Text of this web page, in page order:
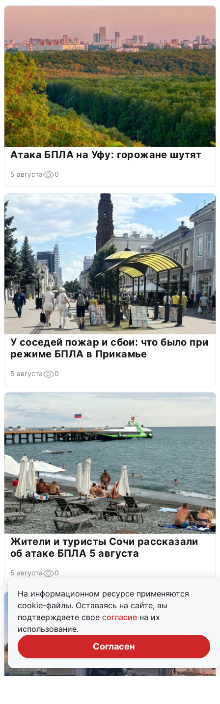
На информационном ресурсе применяются
cookie-файлы. Оставаясь на сайте, вы
подтверждаете свое согласие на их
использование.
Согласен
Атака БПЛА на Уфу: горожане шутят
5 августа 0
У соседей пожар и сбои: что было при
режиме БПЛА в Прикамье
5 августа 0
Жители и туристы Сочи рассказали
об атаке БПЛА 5 августа
5 августа 0